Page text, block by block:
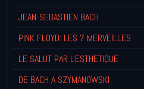
JEAN-SEBASTIEN BACH
PINK FLOYD: LES 7 MERVEILLES
LE SALUT PAR L'ESTHETIQUE
DE BACH A SZYMANOWSKI